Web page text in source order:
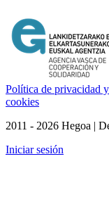
Política de privacidad
cookies
2011 - 2026 Hegoa |
Iniciar sesión